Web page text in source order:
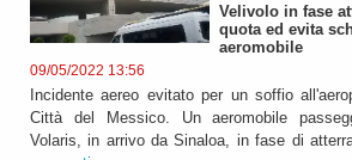
Velivolo in fase
quota ed evita
aeromobile
09/05/2022 13:56
Incidente aereo evitato per un soffio
Città del Messico. Un aeromobile
Volaris, in arrivo da Sinaloa, in fase di